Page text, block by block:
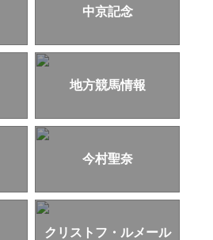
中京記念
地方競馬情報
今村聖奈
クリストフ・ルメール